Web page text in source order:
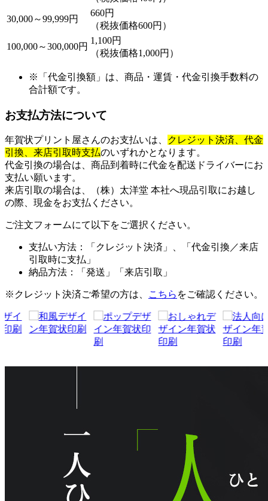
30,000～99,999円
660円
（税抜価格600円）
100,000～300,000円
1,100円
（税抜価格1,000円）
※「代金引換額」は、商品・運賃・代金引換手数料の
合計額です。
お支払方法について
年賀状プリント屋さんのお支払いは、
クレジット決済、代金
引換、 来店引取時支払のいずれかとなります。
代金引換の場合は、商品到着時に代金を配送ドライバーにお
支払い願います。
来店引取の場合は、（株）太洋堂 本社へ現品引取にお越し
の際、現金をお支払ください。
ご注文フォームにて以下をご選択ください。
支払い方法：「クレジット決済」、「代金引換／来店
引取時に支払」
納品方法：「発送」「来店引取」
※クレジット決済ご希望の方は、 こちら をご確認ください。